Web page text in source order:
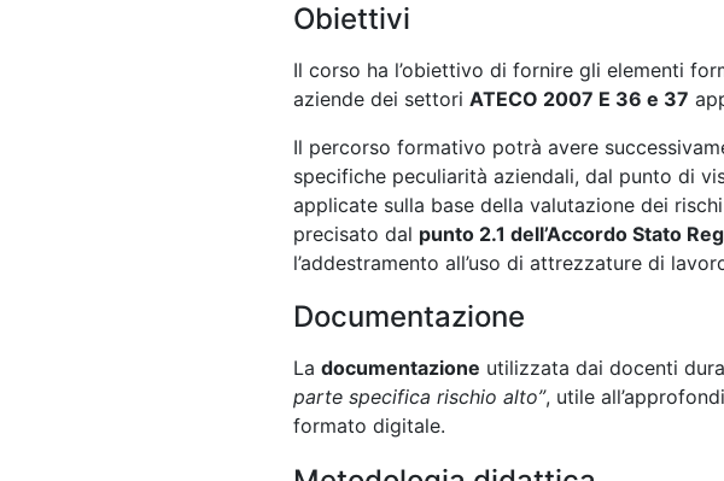
Obiettivi
Il corso ha l’obiettivo di fornire gli elementi
aziende dei settori ATECO 2007 E 36 e 37
Il percorso formativo potrà avere
specifiche peculiarità aziendali, dal punto di
applicate sulla base della valutazione dei
precisato dal punto 2.1 dell’Accordo Stato
l’addestramento all’uso di attrezzature di
Documentazione
La documentazione utilizzata dai docenti
parte specifica rischio alto”, utile
formato digitale.